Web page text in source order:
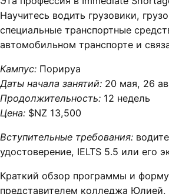
Научитесь водить грузовики,
специальные транспортные
автомобильном транспорте и
Кампус: Порируа
Даты начала занятий: 20 мая, 26
Продолжительность: 12 недель
Цена: $NZ 13,500
Вступительные требования:
удостоверение, IELTS 5.5 или его
Краткий обзор программы и
представителем колледжа Юлией,